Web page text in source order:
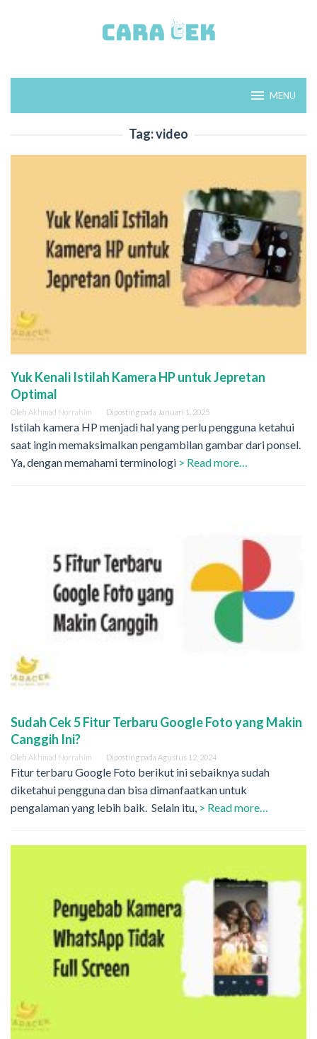
MENU
Tag:video
Yuk Kenali Istilah Kamera HP untuk Jepretan
Optimal
Oleh Akhmad Norrahim Diposting pada Januari 1, 2025
Istilah kamera HP menjadi hal yang perlu pengguna ketahui
saat ingin memaksimalkan pengambilan gambar dari ponsel.
Ya, dengan memahami terminologi > Read more…
Sudah Cek 5 Fitur Terbaru Google Foto yang Makin
Canggih Ini?
Oleh Akhmad Norrahim Diposting pada Agustus 12, 2024
Fitur terbaru Google Foto berikut ini sebaiknya sudah
diketahui pengguna dan bisa dimanfaatkan untuk
pengalaman yang lebih baik. Selain itu, > Read more…